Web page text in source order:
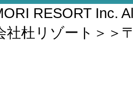
RESORT Inc.
社杜リゾート＞＞